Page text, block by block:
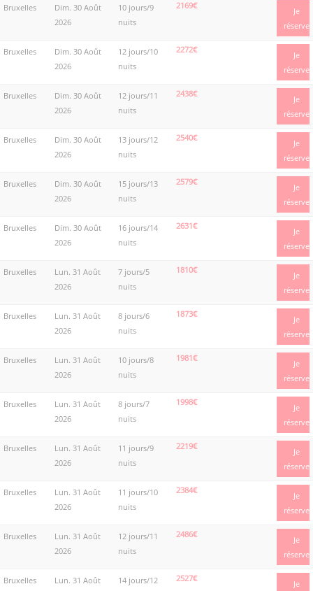
Bruxelles
Dim. 30 Août
2026
10 jours/9
nuits
2169€
Je
réserve
Bruxelles
Dim. 30 Août
2026
12 jours/10
nuits
2272€
Je
réserve
Bruxelles
Dim. 30 Août
2026
12 jours/11
nuits
2438€
Je
réserve
Bruxelles
Dim. 30 Août
2026
13 jours/12
nuits
2540€
Je
réserve
Bruxelles
Dim. 30 Août
2026
15 jours/13
nuits
2579€
Je
réserve
Bruxelles
Dim. 30 Août
2026
16 jours/14
nuits
2631€
Je
réserve
Bruxelles
Lun. 31 Août
2026
7 jours/5
nuits
1810€
Je
réserve
Bruxelles
Lun. 31 Août
2026
8 jours/6
nuits
1873€
Je
réserve
Bruxelles
Lun. 31 Août
2026
10 jours/8
nuits
1981€
Je
réserve
Bruxelles
Lun. 31 Août
2026
8 jours/7
nuits
1998€
Je
réserve
Bruxelles
Lun. 31 Août
2026
11 jours/9
nuits
2219€
Je
réserve
Bruxelles
Lun. 31 Août
2026
11 jours/10
nuits
2384€
Je
réserve
Bruxelles
Lun. 31 Août
2026
12 jours/11
nuits
2486€
Je
réserve
Bruxelles
Lun. 31 Août
14 jours/12
2527€
Je